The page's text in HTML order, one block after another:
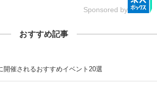
Sponsored by
おすすめ記事
開催されるおすすめイベント20選